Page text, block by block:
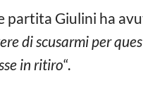
partita Giulini ha
di scusarmi per
in ritiro“.